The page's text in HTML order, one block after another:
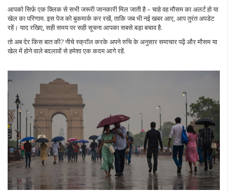
आपको सिर्फ़ एक क्लिक से सभी जरूरी जानकारी मिल जाती है – चाहे वह मौसम का अलर्ट हो या
खेल का परिणाम. इस पेज को बुकमार्क कर रखें, ताकि जब भी नई खबर आए, आप तुरंत अपडेट
रहें। याद रखिए, सही समय पर सही सूचना आपका सबसे बड़ा बचाव है.
तो अब देर किस बात की? नीचे स्क्रॉल करके अपने रुचि के अनुसार समाचार पढ़ें और मौसम या
खेल में होने वाले बदलावों से हमेशा एक कदम आगे रहें.